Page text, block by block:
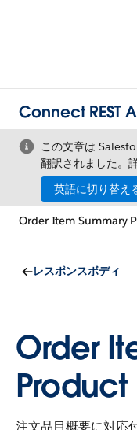
Connect REST
この文章は
翻訳されました。
英語に切り替え
Order Item Summary
レスポンスボディ
Order
Product
注文品目概要に対応